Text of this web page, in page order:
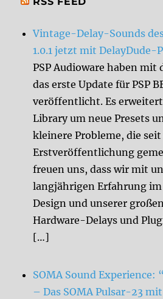
Vintage-Delay-Sounds des
1.0.1 jetzt mit DelayDude-
PSP Audioware haben mit
das erste Update für PSP
veröffentlicht. Es
Library um neue Presets
kleinere Probleme, die
Erstveröffentlichung
freuen uns, dass wir mit
langjährigen Erfahrung
Design und unserer
Hardware-Delays und
[…]
SOMA Sound
– Das SOMA Pulsar-23